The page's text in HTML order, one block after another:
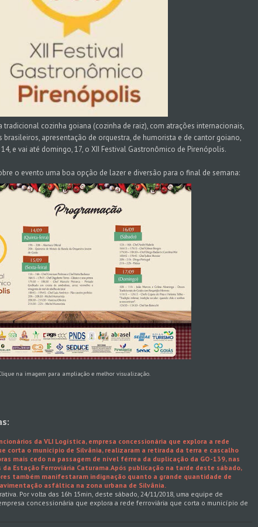
cozinha goiana (cozinha de raiz), com atrações internacionais,
brasileiros, apresentação de orquestra, de humorista e de cantor goiano,
e vai até domingo, 17, o XII Festival Gastronômico de Pirenópolis.
o evento uma boa opção de lazer e diversão para o final de semana:
na imagem para ampliação e melhor visualização.
da VLI Logística, empresa concessionária que explora a rede
corta o município de Silvânia, realizaram a retirada da terra e cascalho
mais cedo na passagem de nível férrea da duplicação da GO-139, nas
da Estação Ferroviária Caturama.Após publicação na tarde deste sábado,
também manifestaram indignação quanto a grande quantidade de
asfáltica na zona urbana de Silvânia.
Por volta das 16h 15min, deste sábado, 24/11/2018, uma equipe de
concessionária que explora a rede ferroviária que corta o município de